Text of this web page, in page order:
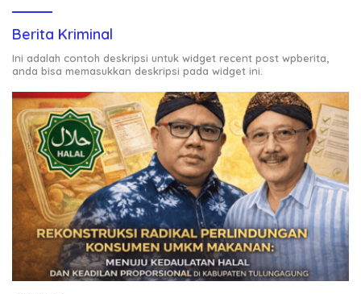
Berita Kriminal
Ini adalah contoh deskripsi untuk widget recent post wpberita,
anda bisa memasukkan deskripsi pada widget ini.